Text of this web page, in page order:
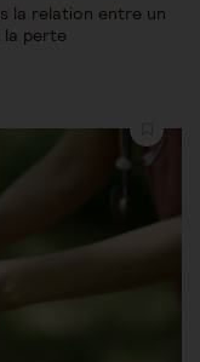
la relation entre un
la perte